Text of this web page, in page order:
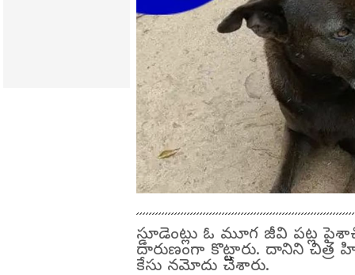
స్డూడెంట్లు ఓ మూగ జీవి పట్ల
దారుణంగా కొట్టారు. దానిని చిత్ర
కేసు నమోదు చేశారు.